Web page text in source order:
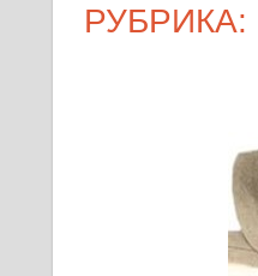
РУБРИКА: